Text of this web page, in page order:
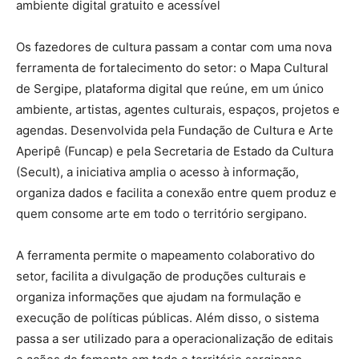
ambiente digital gratuito e acessível
Os fazedores de cultura passam a contar com uma nova
ferramenta de fortalecimento do setor: o Mapa Cultural
de Sergipe, plataforma digital que reúne, em um único
ambiente, artistas, agentes culturais, espaços, projetos e
agendas. Desenvolvida pela Fundação de Cultura e Arte
Aperipê (Funcap) e pela Secretaria de Estado da Cultura
(Secult), a iniciativa amplia o acesso à informação,
organiza dados e facilita a conexão entre quem produz e
quem consome arte em todo o território sergipano.
A ferramenta permite o mapeamento colaborativo do
setor, facilita a divulgação de produções culturais e
organiza informações que ajudam na formulação e
execução de políticas públicas. Além disso, o sistema
passa a ser utilizado para a operacionalização de editais